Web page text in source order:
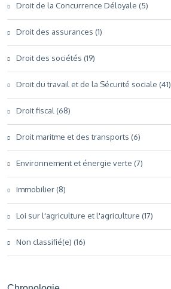
Droit de la Concurrence Déloyale (5)
Droit des assurances (1)
Droit des sociétés (19)
Droit du travail et de la Sécurité sociale (41)
Droit fiscal (68)
Droit maritme et des transports (6)
Environnement et énergie verte (7)
Immobilier (8)
Loi sur l'agriculture et l'agriculture (17)
Non classifié(e) (16)